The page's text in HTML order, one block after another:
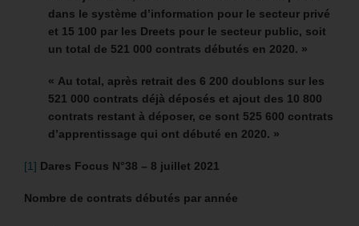
dans le système d’information pour le secteur privé
et 15 100 par les Dreets pour le secteur public, soit
un total de 521 000 contrats débutés en 2020. »
« Au total, après retrait des 6 200 doublons sur les
521 000 contrats déjà déposés et ajout des 10 800
contrats restant à déposer, ce sont 525 600 contrats
d’apprentissage qui ont débuté en 2020. »
[1] Dares Focus N°38 – 8 juillet 2021
Nombre de contrats débutés par année